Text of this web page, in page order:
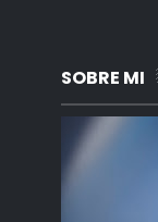
SOBRE MI